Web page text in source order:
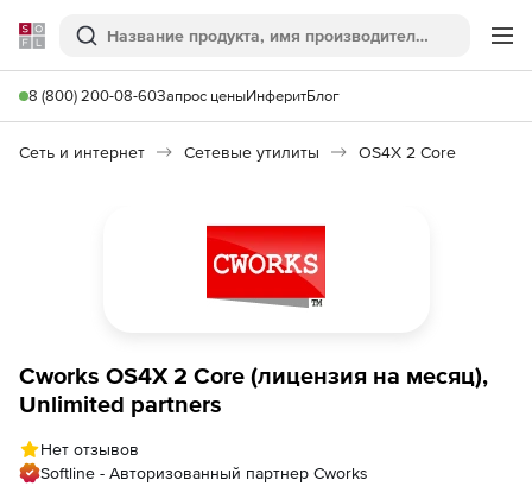
Softline
Поиск
8 (800) 200-08-60Запрос ценыИнферитБлог
Сеть и интернет Сетевые утилиты OS4X 2 Core
Cworks OS4X 2 Core (лицензия на месяц),
Unlimited partners
Нет отзывов
Softline - Авторизованный партнер Cworks